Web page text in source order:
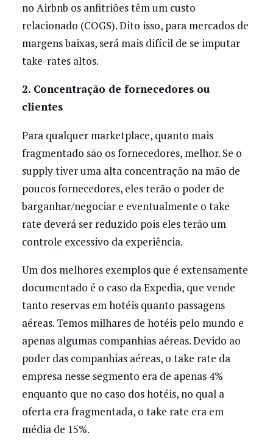
no Airbnb os anfitriões têm um custo
relacionado (COGS). Dito isso, para mercados de
margens baixas, será mais difícil de se imputar
take-rates altos.
2. Concentração de fornecedores ou
clientes
Para qualquer marketplace, quanto mais
fragmentado são os fornecedores, melhor. Se o
supply tiver uma alta concentração na mão de
poucos fornecedores, eles terão o poder de
barganhar/negociar e eventualmente o take
rate deverá ser reduzido pois eles terão um
controle excessivo da experiência.
Um dos melhores exemplos que é extensamente
documentado é o caso da Expedia, que vende
tanto reservas em hotéis quanto passagens
aéreas. Temos milhares de hotéis pelo mundo e
apenas algumas companhias aéreas. Devido ao
poder das companhias aéreas, o take rate da
empresa nesse segmento era de apenas 4%
enquanto que no caso dos hotéis, no qual a
oferta era fragmentada, o take rate era em
média de 15%.